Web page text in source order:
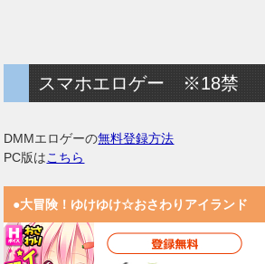
スマホエロゲー ※18禁
DMMエロゲーの無料登録方法
PC版はこちら
●大冒険！ゆけゆけ☆おさわりアイランド